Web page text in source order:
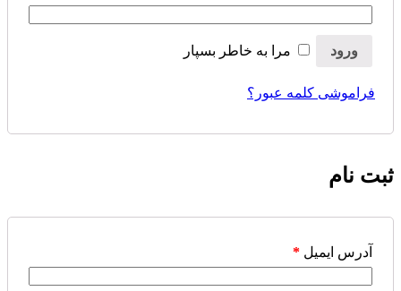
ورود مرا به خاطر بسپار
فراموشی کلمه عبور؟
ثبت نام
آدرس ایمیل *